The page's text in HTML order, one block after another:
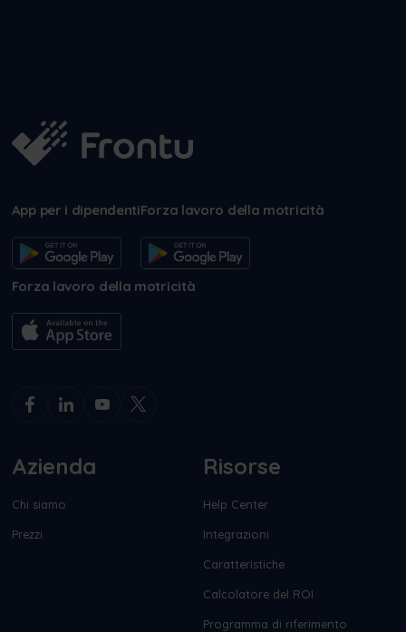
App per i dipendentiForza lavoro della motricità
Forza lavoro della motricità
Azienda
Chi siamo
Prezzi
Risorse
Help Center
Integrazioni
Caratteristiche
Calcolatore del ROI
Programma di riferimento